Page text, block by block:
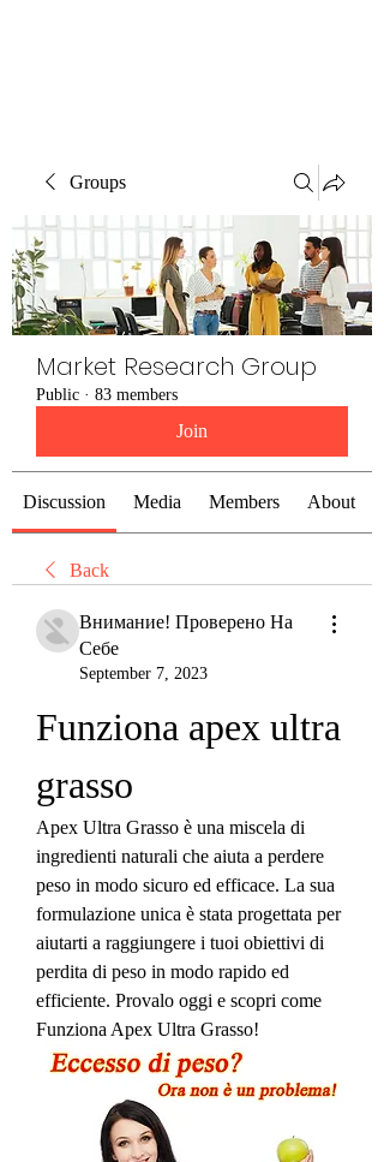
Groups
Market Research Group
Public · 83 members
Join
Discussion Media Members About
Back
Внимание! Проверено На
Себе
September 7, 2023
Funziona apex ultra
grasso
Apex Ultra Grasso è una miscela di
ingredienti naturali che aiuta a perdere
peso in modo sicuro ed efficace. La sua
formulazione unica è stata progettata per
aiutarti a raggiungere i tuoi obiettivi di
perdita di peso in modo rapido ed
efficiente. Provalo oggi e scopri come
Funziona Apex Ultra Grasso!